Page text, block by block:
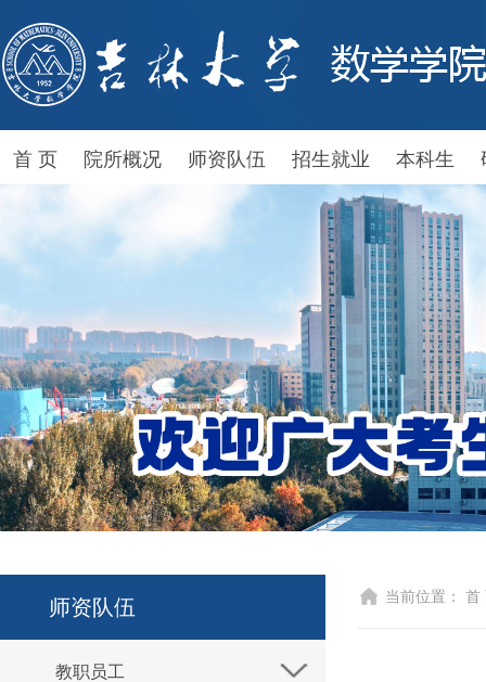
首 页 院所概况 师资队伍 招生就业 本科生
师资队伍
教职员工
当前位置： 首